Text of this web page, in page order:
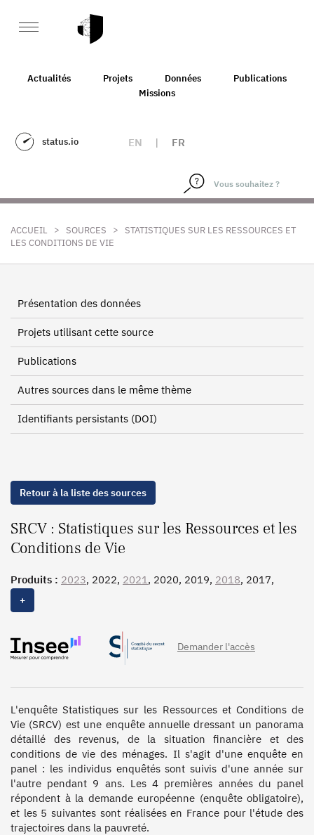
Actualités Projets Données
Publications
Missions
status.io EN | FR
ACCUEIL > SOURCES > STATISTIQUES SUR LES RESSOURCES ET
LES CONDITIONS DE VIE
Présentation des données
Projets utilisant cette source
Publications
Autres sources dans le même thème
Identifiants persistants (DOI)
Retour à la liste des sources
SRCV : Statistiques sur les Ressources et les
Conditions de Vie
Produits : 2023, 2022, 2021, 2020, 2019, 2018, 2017,
2016
2007, 2006, 2005, 2004
+
Demander l'accès
L'enquête Statistiques sur les Ressources et Conditions de
Vie (SRCV) est une enquête annuelle dressant un panorama
détaillé des revenus, de la situation financière et des
conditions de vie des ménages. Il s'agit d'une enquête en
panel : les individus enquêtés sont suivis d'une année sur
l'autre pendant 9 ans. Les 4 premières années du panel
répondent à la demande européenne (enquête obligatoire),
et les 5 suivantes sont réalisées en France pour l'étude des
trajectoires dans la pauvreté.